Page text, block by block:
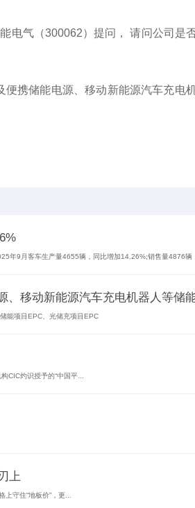
电气（300062）提问， 请问公司是
携储能电源、移动新能源汽车充电
年9月客车生产量4655辆，同比增加14.26%;销售量4876辆
、移动新能源汽车充电机器人等储
能项目EPC、光储充项目EPC
CIC灼识授予的“中国平...
上
上守住“地板价”，更...